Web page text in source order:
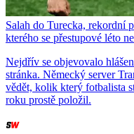
Salah do Turecka, rekordní
kterého se přestupové léto
Nejdřív se objevovalo
stránka. Německý server
vědět, kolik který fotbalista
roku prostě položil.